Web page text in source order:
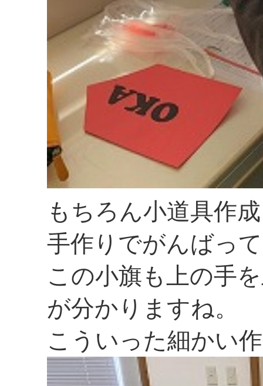
もちろん小道具作
手作りでがんばっ
この小旗も上の手
が分かりますね。
こういった細かい